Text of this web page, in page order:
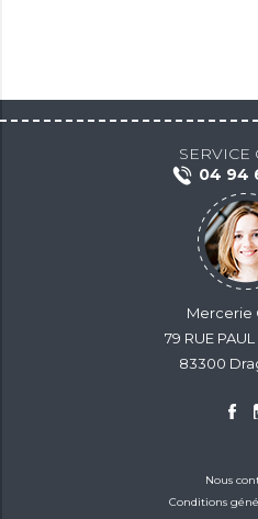
SERVICE
04 94
Mercerie
79 RUE
83300
Nous
Conditions